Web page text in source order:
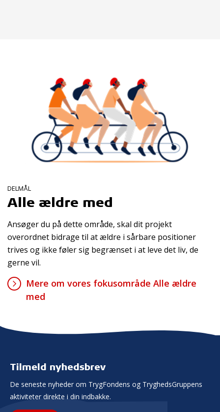
DELMÅL
Alle ældre med
Ansøger du på dette område, skal dit projekt
overordnet bidrage til at ældre i sårbare positioner
trives og ikke føler sig begrænset i at leve det liv, de
gerne vil.
Mere om vores fokusområde Alle ældre
med
Tilmeld nyhedsbrev
De seneste nyheder om TrygFondens og TryghedsGruppens
aktiviteter direkte i din indbakke.